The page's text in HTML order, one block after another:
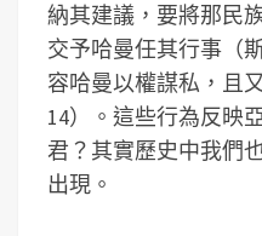
納其建議，要將那民
交予哈曼任其行事（
容哈曼以權謀私，且
14）。這些行為反映
君？其實歷史中我們
出現。